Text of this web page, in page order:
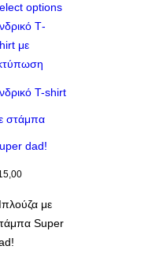
options
Τ-
με
T-shirt
στάμπα
dad!
με
Super